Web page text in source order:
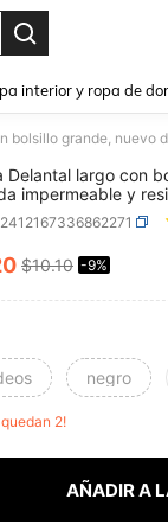
interior y ropa de
Delantal largo con
impermeable y
de catering
AND
$10.10 -9%
negro
quedan 2!
AÑADIR A